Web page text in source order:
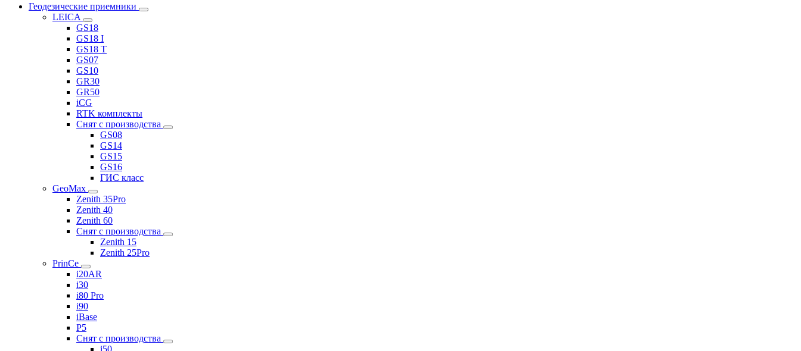
Геодезические приемники
LEICA
GS18
GS18 I
GS18 T
GS07
GS10
GR30
GR50
iCG
RTK комплекты
Снят с производства
GS08
GS14
GS15
GS16
ГИС класс
GeoMax
Zenith 35Pro
Zenith 40
Zenith 60
Снят с производства
Zenith 15
Zenith 25Pro
PrinCe
i20AR
i30
i80 Pro
i90
iBase
P5
Снят с производства
i50